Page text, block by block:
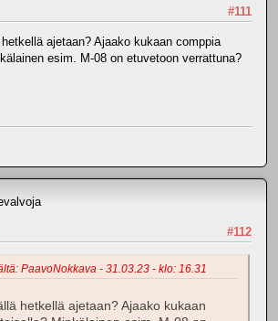
#111
ajetaan? Ajaako kukaan comppia
esim. M-08 on etuvetoon verrattuna?
#112
PaavoNokkava - 31.03.23 - klo: 16.31
hetkellä ajetaan? Ajaako kukaan